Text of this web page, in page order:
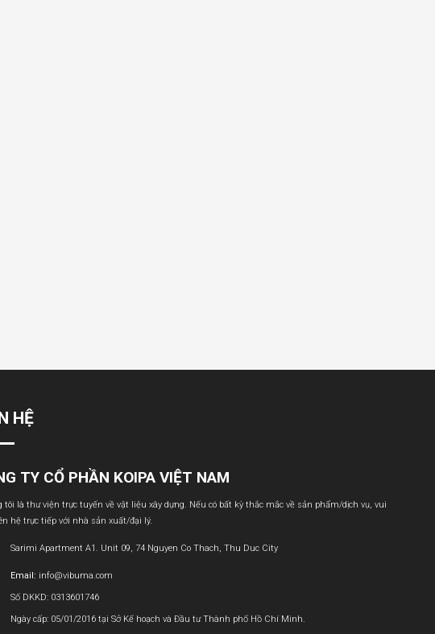
HỆ
TY CỔ PHẦN KOIPA VIỆT NAM
tôi là thư viện trực tuyến về vật liệu xây dựng. Nếu có bất kỳ thắc mắc về sản phẩm/dịch vụ, vui
hệ trực tiếp với nhà sản xuất/đại lý.
Sarimi Apartment A1. Unit 09, 74 Nguyen Co Thach, Thu Duc City
Email: info@vibuma.com
Số DKKD: 0313601746
Ngày cấp: 05/01/2016 tại Sở Kế hoạch và Đầu tư Thành phố Hồ Chí Minh.